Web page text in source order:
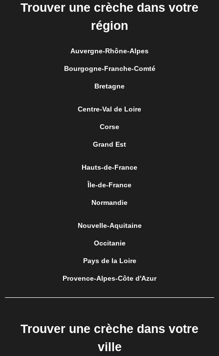
Trouver une crèche dans votre
région
Auvergne-Rhône-Alpes
Bourgogne-Franche-Comté
Bretagne
Centre-Val de Loire
Corse
Grand Est
Hauts-de-France
Île-de-France
Normandie
Nouvelle-Aquitaine
Occitanie
Pays de la Loire
Provence-Alpes-Côte d'Azur
Trouver une crèche dans votre
ville